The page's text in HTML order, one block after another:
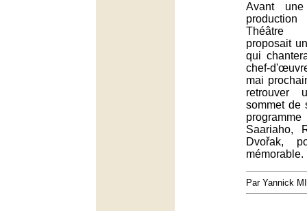
Avant
Théâtre
proposait
qui
chef-
mai
retrouver
sommet de
Saariaho,
Dvořak,
mémorable.
Par Yannick